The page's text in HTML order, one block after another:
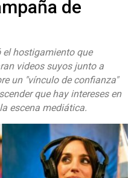
de
hostigamiento que
videos suyos junto a
un "vínculo de confianza"
que hay intereses en
escena mediática.